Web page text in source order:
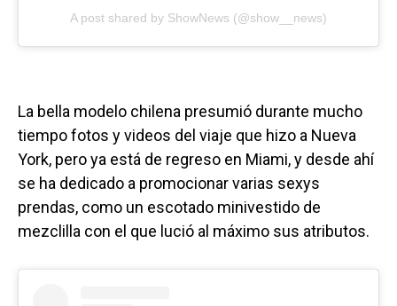
A post shared by ShowNews (@show__news)
La bella modelo chilena presumió durante mucho
tiempo fotos y videos del viaje que hizo a Nueva
York, pero ya está de regreso en Miami, y desde ahí
se ha dedicado a promocionar varias sexys
prendas, como un escotado minivestido de
mezclilla con el que lució al máximo sus atributos.